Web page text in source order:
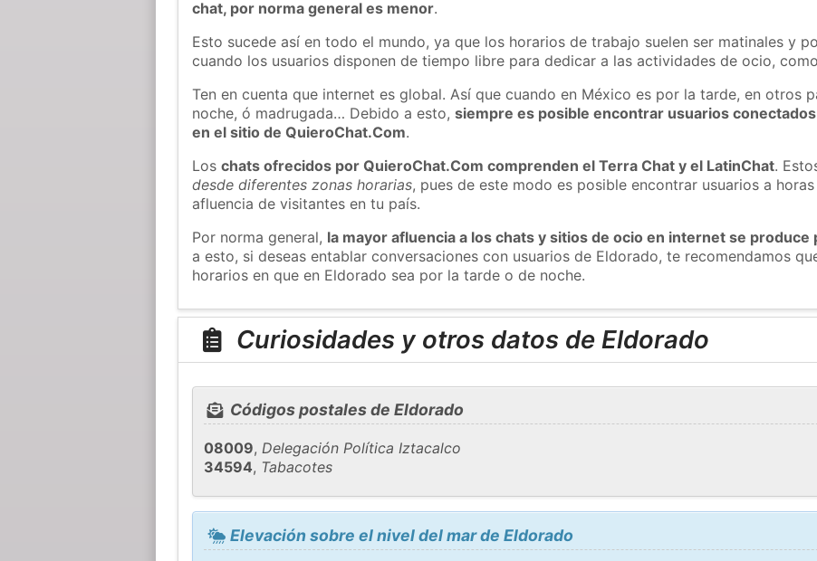
chat, por norma general es menor.
Esto sucede así en todo el mundo, ya que los horarios de trabajo suelen ser matinales y
cuando los usuarios disponen de tiempo libre para dedicar a las actividades de ocio,
Ten en cuenta que internet es global. Así que cuando en México es por la tarde, en otros
noche, ó madrugada… Debido a esto,siempre es posible encontrar usuarios
en el sitio de QuieroChat.Com.
Loschats ofrecidos por QuieroChat.Com comprenden el Terra Chat y el LatinChat.
desde diferentes zonas horarias, pues de este modo es posible encontrar usuarios a
afluencia de visitantes en tu país.
Por norma general, la mayor afluencia a los chats y sitios de ocio en internet se produce
a esto, si deseas entablar conversaciones con usuarios de Eldorado, te recomendamos
horarios en que en Eldorado sea por la tarde o de noche.
Curiosidades y otros datos de Eldorado
Códigos postales de Eldorado
08009,Delegación Política Iztacalco
34594, Tabacotes
Elevación sobre el nivel del mar de Eldorado